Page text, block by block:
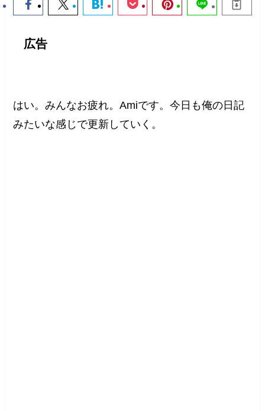
広告
はい。みんなお疲れ。Amiです。今日も俺の日記
みたいな感じで更新していく。